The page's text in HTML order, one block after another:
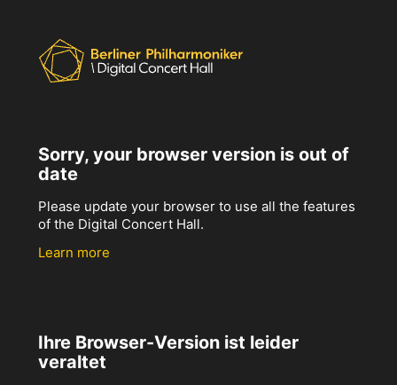
Sorry, your browser version is out of
date
Please update your browser to use all the features
of the Digital Concert Hall.
Learn more
Ihre Browser-Version ist leider
veraltet